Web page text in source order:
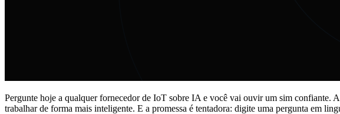
Pergunte hoje a qualquer fornecedor de IoT sobre IA e você vai ouvir um sim confiante.
trabalhar de forma mais inteligente. E a promessa é tentadora: digite uma pergunta em